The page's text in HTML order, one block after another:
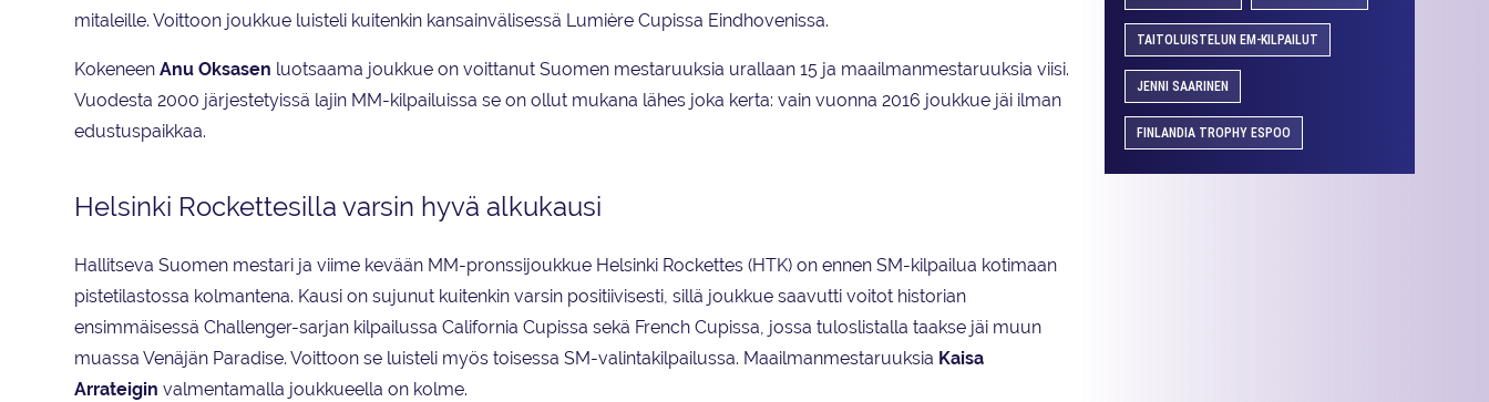
mitaleille. Voittoon joukkue luisteli kuitenkin kansainvälisessä Lumière Cupissa Eindhovenissa.
Kokeneen Anu Oksasen luotsaama joukkue on voittanut Suomen mestaruuksia urallaan 15 ja maailmanmestaruuksia viisi.
Vuodesta 2000 järjestetyissä lajin MM-kilpailuissa se on ollut mukana lähes joka kerta: vain vuonna 2016 joukkue jäi ilman
edustuspaikkaa.
Helsinki Rockettesilla varsin hyvä alkukausi
Hallitseva Suomen mestari ja viime kevään MM-pronssijoukkue Helsinki Rockettes (HTK) on ennen SM-kilpailua kotimaan
pistetilastossa kolmantena. Kausi on sujunut kuitenkin varsin positiivisesti, sillä joukkue saavutti voitot historian
ensimmäisessä Challenger-sarjan kilpailussa California Cupissa sekä French Cupissa, jossa tuloslistalla taakse jäi muun
muassa Venäjän Paradise. Voittoon se luisteli myös toisessa SM-valintakilpailussa. Maailmanmestaruuksia Kaisa
Arrateigin valmentamalla joukkueella on kolme.
TAITOLUISTELUN EM-KILPAILUT
JENNI SAARINEN
FINLANDIA TROPHY ESPOO